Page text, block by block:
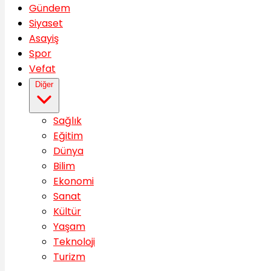
Gündem
Siyaset
Asayiş
Spor
Vefat
Diğer
Sağlık
Eğitim
Dünya
Bilim
Ekonomi
Sanat
Kültür
Yaşam
Teknoloji
Turizm